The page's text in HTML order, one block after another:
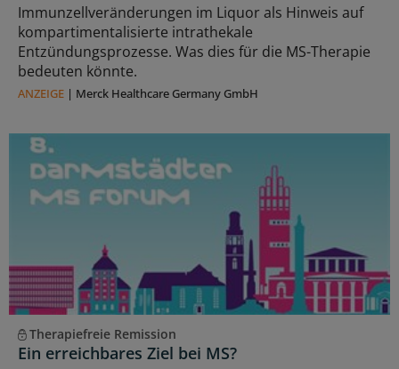
Immunzellveränderungen im Liquor als Hinweis auf
kompartimentalisierte intrathekale
Entzündungsprozesse. Was dies für die MS-Therapie
bedeuten könnte.
ANZEIGE | Merck Healthcare Germany GmbH
Therapiefreie Remission
Ein erreichbares Ziel bei MS?